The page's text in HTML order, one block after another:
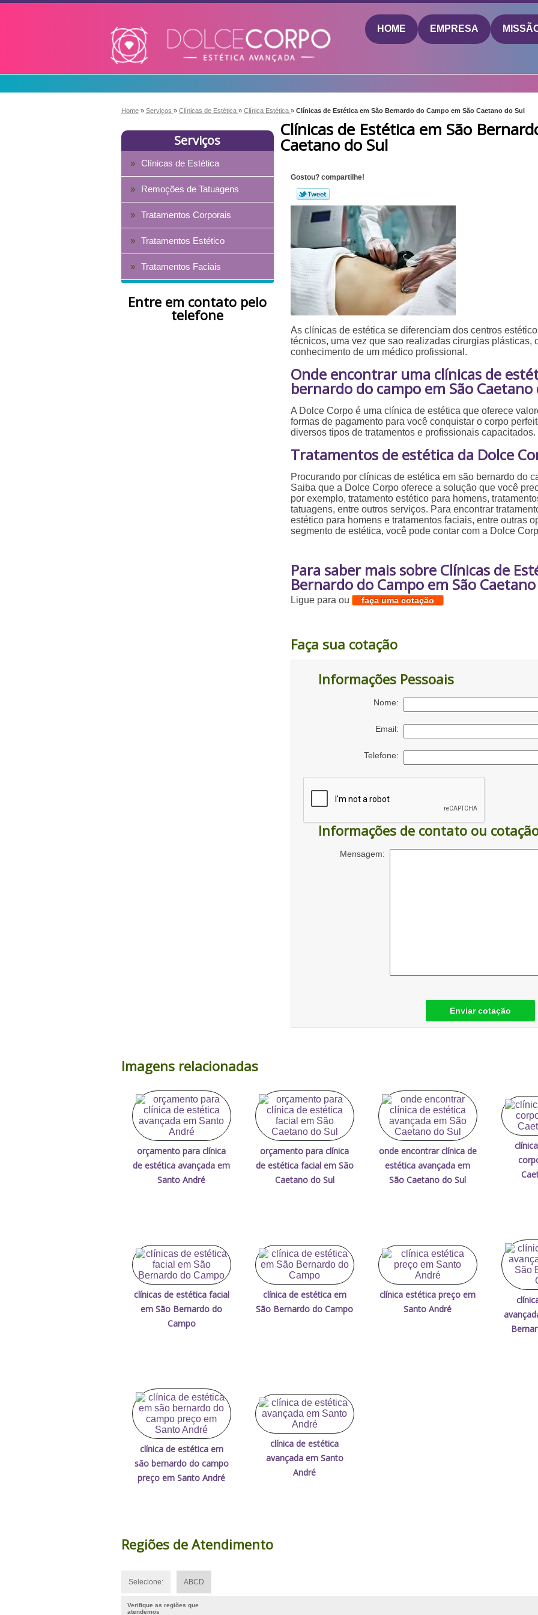
HOME EMPRESA
Home » Serviços » Clínicas de Estética » Clínica Estética » Clínicas de Estética em São Bernardo do Campo em São Caetano do Sul
Serviços
Clínicas de Estética
Remoções de Tatuagens
Tratamentos Corporais
Tratamentos Estético
Tratamentos Faciais
Entre em contato pelo
telefone
Clínicas de Estética em São
Caetano do Sul
Gostou? compartilhe!
As clínicas de estética se diferenciam dos centros
técnicos, uma vez que sao realizadas cirurgias plásticas,
conhecimento de um médico profissional.
Onde encontrar uma clínicas de
bernardo do campo em São Caetano
A Dolce Corpo é uma clínica de estética que oferece
formas de pagamento para você conquistar o corpo
diversos tipos de tratamentos e profissionais capacitados.
Tratamentos de estética da Dolce
Procurando por clínicas de estética em são bernardo do
Saiba que a Dolce Corpo oferece a solução que você
por exemplo, tratamento estético para homens,
tatuagens, entre outros serviços. Para encontrar
estético para homens e tratamentos faciais, entre outras
segmento de estética, você pode contar com a Dolce
Para saber mais sobre Clínicas de
Bernardo do Campo em São
Ligue paraou faça uma cotação
Faça sua cotação
Informações Pessoais
Nome:
Email:
Telefone:
Informações de contato ou
Mensagem:
Enviar cotação
Imagens relacionadas
orçamento para clínica
de estética avançada em
Santo André
orçamento para clínica
de estética facial em São
Caetano do Sul
onde encontrar clínica de
estética avançada em
São Caetano do Sul
clínicas de estética facial
em São Bernardo do
Campo
clínica de estética em
São Bernardo do Campo
clínica estética preço em
Santo André
clínica de estética em
são bernardo do campo
preço em Santo André
clínica de estética
avançada em Santo
André
Regiões de Atendimento
Selecione: ABCD
Verifique as regiões que
atendemos